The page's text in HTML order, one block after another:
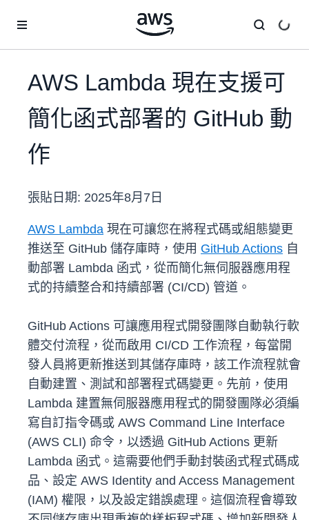
AWS Lambda 現在支援可
簡化函式部署的 GitHub 動
作
張貼日期: 2025年8月7日
AWS Lambda 現在可讓您在將程式碼或組態變更
推送至 GitHub 儲存庫時，使用 GitHub Actions 自
動部署 Lambda 函式，從而簡化無伺服器應用程
式的持續整合和持續部署 (CI/CD) 管道。
GitHub Actions 可讓應用程式開發團隊自動執行軟
體交付流程，從而啟用 CI/CD 工作流程，每當開
發人員將更新推送到其儲存庫時，該工作流程就會
自動建置、測試和部署程式碼變更。先前，使用
Lambda 建置無伺服器應用程式的開發團隊必須編
寫自訂指令碼或 AWS Command Line Interface
(AWS CLI) 命令，以透過 GitHub Actions 更新
Lambda 函式。這需要他們手動封裝函式程式碼成
品、設定 AWS Identity and Access Management
(IAM) 權限，以及設定錯誤處理。這個流程會導致